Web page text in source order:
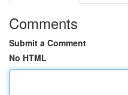
Comments
Submit a Comment
No HTML